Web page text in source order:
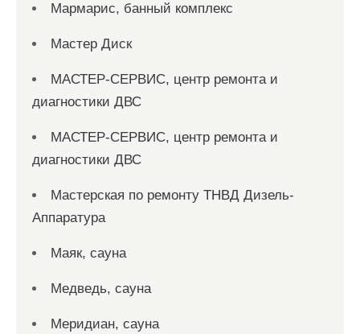
Мармарис, банный комплекс
Мастер Диск
МАСТЕР-СЕРВИС, центр ремонта и
диагностики ДВС
МАСТЕР-СЕРВИС, центр ремонта и
диагностики ДВС
Мастерская по ремонту ТНВД Дизель-
Аппаратура
Маяк, сауна
Медведь, сауна
Меридиан, сауна